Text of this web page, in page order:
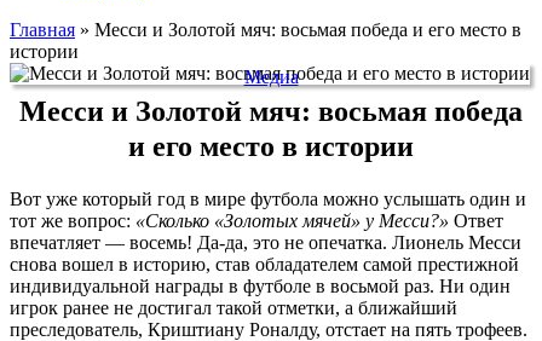
Главная » Месси и Золотой мяч: восьмая победа и его место в
истории
Медиа
Месси и Золотой мяч: восьмая победа
и его место в истории
Вот уже который год в мире футбола можно услышать один и
тот же вопрос: «Сколько «Золотых мячей» у Месси?» Ответ
впечатляет — восемь! Да-да, это не опечатка. Лионель Месси
снова вошел в историю, став обладателем самой престижной
индивидуальной награды в футболе в восьмой раз. Ни один
игрок ранее не достигал такой отметки, а ближайший
преследователь, Криштиану Роналду, отстает на пять трофеев.